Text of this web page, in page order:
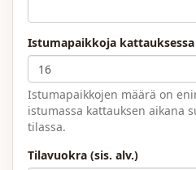
Istumapaikkoja
Istumapaikkojen määrä on
istumassa kattauksen aikana
tilassa.
Tilavuokra (sis. alv.)